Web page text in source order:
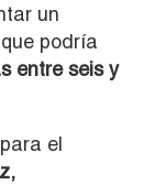
un
podría
entre seis y
el